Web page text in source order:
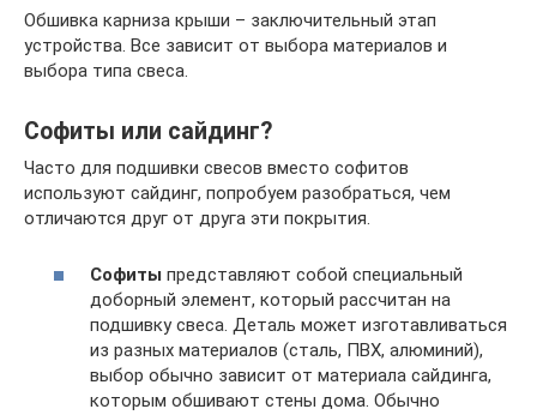
Обшивка карниза крыши – заключительный этап
устройства. Все зависит от выбора материалов и
выбора типа свеса.
Софиты или сайдинг?
Часто для подшивки свесов вместо софитов
используют сайдинг, попробуем разобраться, чем
отличаются друг от друга эти покрытия.
Софиты представляют собой специальный
доборный элемент, который рассчитан на
подшивку свеса. Деталь может изготавливаться
из разных материалов (сталь, ПВХ, алюминий),
выбор обычно зависит от материала сайдинга,
которым обшивают стены дома. Обычно